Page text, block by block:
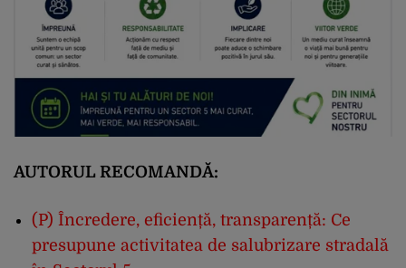
AUTORUL RECOMANDĂ:
(P) Încredere, eficiență, transparență: Ce
presupune activitatea de salubrizare stradală